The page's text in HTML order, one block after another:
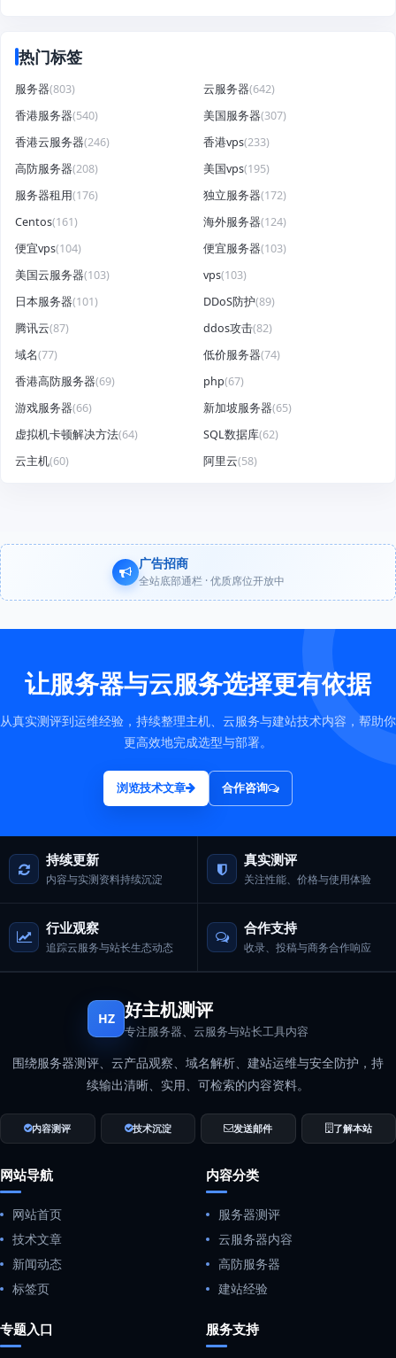
热门标签
服务器(803) 云服务器(642)
香港服务器(540) 美国服务器(307)
香港云服务器(246) 香港vps(233)
高防服务器(208) 美国vps(195)
服务器租用(176) 独立服务器(172)
Centos(161) 海外服务器(124)
便宜vps(104) 便宜服务器(103)
美国云服务器(103) vps(103)
日本服务器(101) DDoS防护(89)
腾讯云(87) ddos攻击(82)
域名(77) 低价服务器(74)
香港高防服务器(69) php(67)
游戏服务器(66) 新加坡服务器(65)
虚拟机卡顿解决方法(64) SQL数据库(62)
云主机(60) 阿里云(58)
广告招商
全站底部通栏 · 优质席位开放中
让服务器与云服务选择更有依据
从真实测评到运维经验，持续整理主机、云服务与建站技术内容，帮助你
更高效地完成选型与部署。
浏览技术文章 合作咨询
持续更新
内容与实测资料持续沉淀
真实测评
关注性能、价格与使用体验
行业观察
追踪云服务与站长生态动态
合作支持
收录、投稿与商务合作响应
HZ 好主机测评
专注服务器、云服务与站长工具内容
围绕服务器测评、云产品观察、域名解析、建站运维与安全防护，持
续输出清晰、实用、可检索的内容资料。
内容测评 技术沉淀 发送邮件 了解本站
网站导航
网站首页
技术文章
新闻动态
标签页
内容分类
服务器测评
云服务器内容
高防服务器
建站经验
专题入口 服务支持